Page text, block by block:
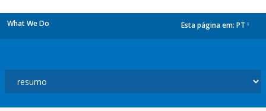
What We Do Esta página em: PT